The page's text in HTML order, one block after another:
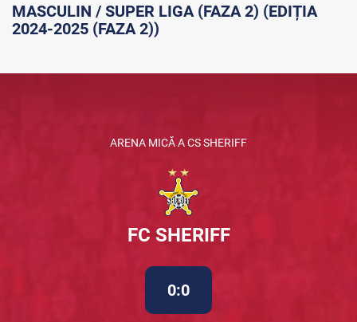
MASCULIN / SUPER LIGA (FAZA 2) (EDIȚIA
2024-2025 (FAZA 2))
ARENA MICĂ A CS SHERIFF
FC SHERIFF
0:0